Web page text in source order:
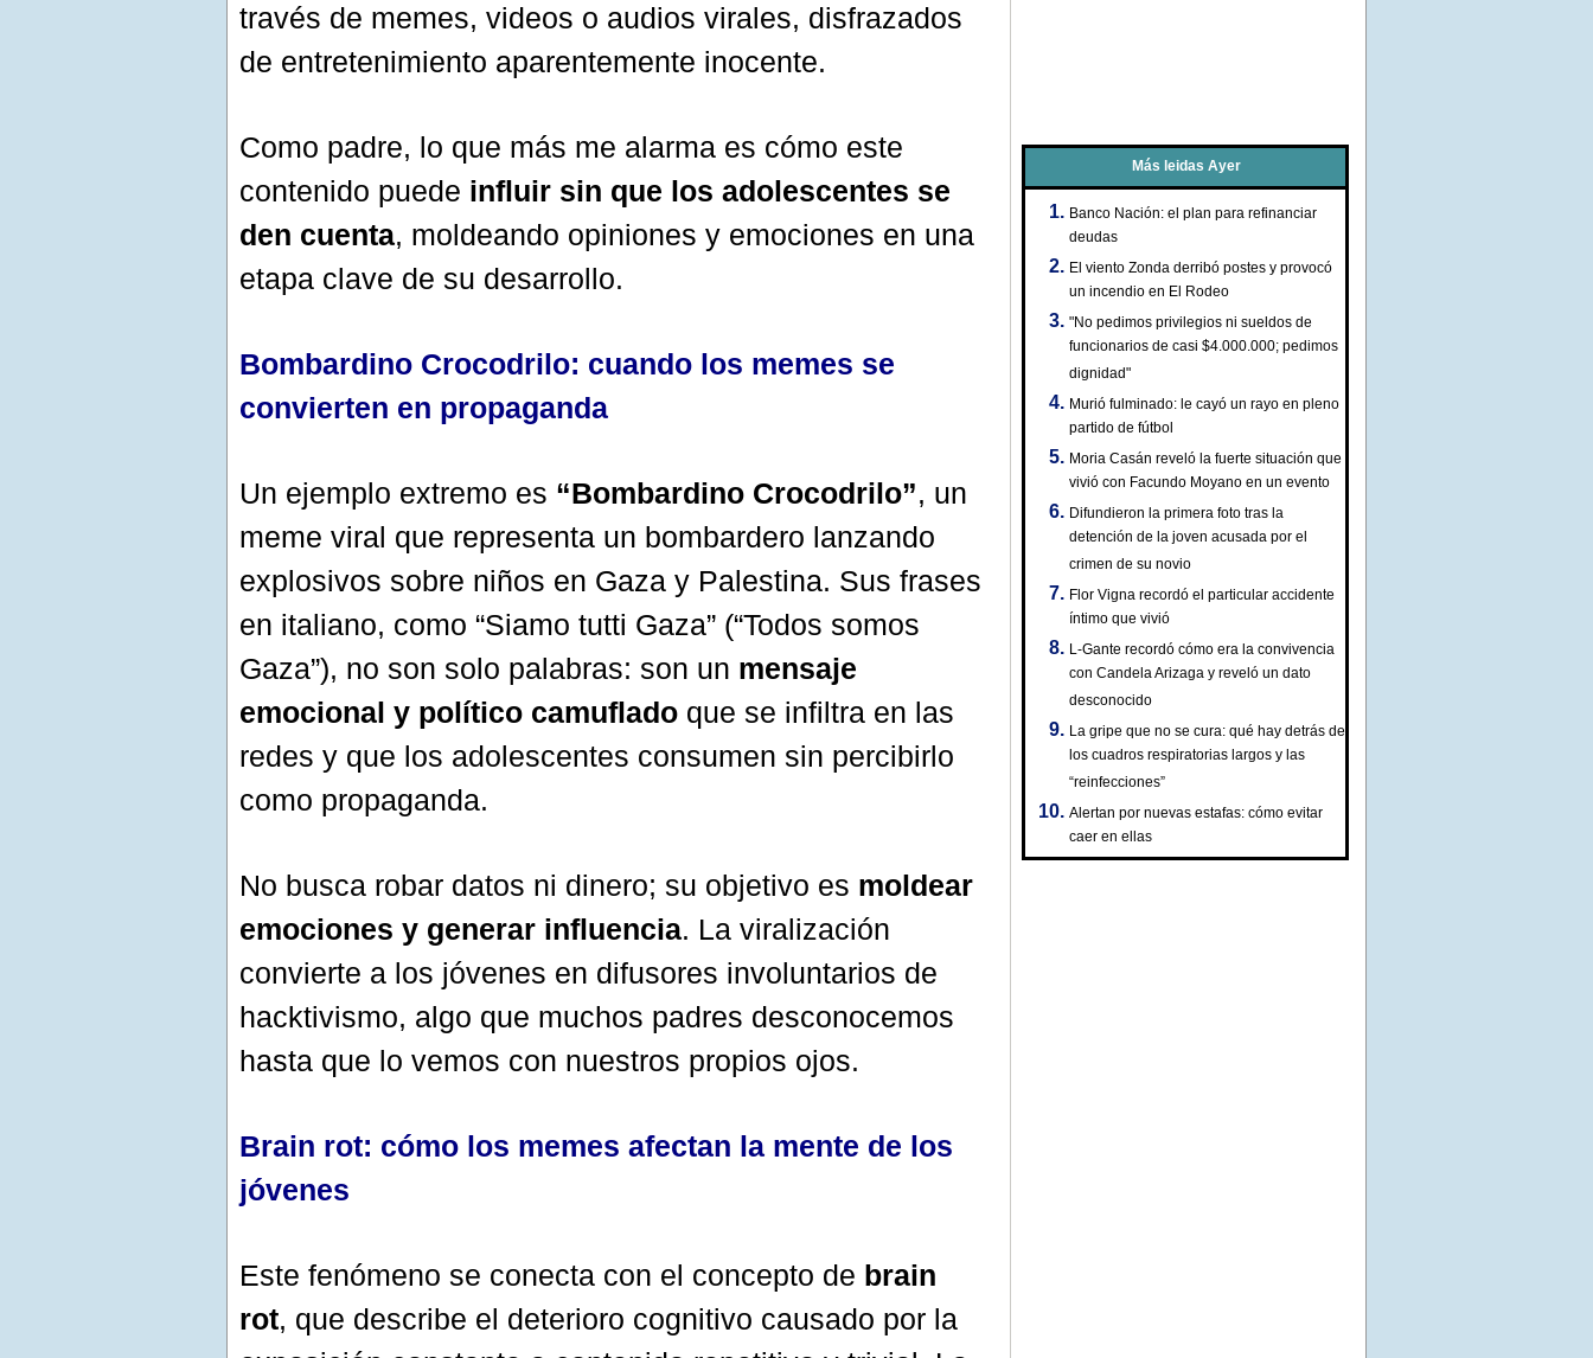
través de memes, videos o audios virales, disfrazados
de entretenimiento aparentemente inocente.
Como padre, lo que más me alarma es cómo este
contenido puede influir sin que los adolescentes se
den cuenta, moldeando opiniones y emociones en una
etapa clave de su desarrollo.
Bombardino Crocodrilo: cuando los memes se
convierten en propaganda
Un ejemplo extremo es “Bombardino Crocodrilo”, un
meme viral que representa un bombardero lanzando
explosivos sobre niños en Gaza y Palestina. Sus frases
en italiano, como “Siamo tutti Gaza” (“Todos somos
Gaza”), no son solo palabras: son un mensaje
emocional y político camuflado que se infiltra en las
redes y que los adolescentes consumen sin percibirlo
como propaganda.
No busca robar datos ni dinero; su objetivo es moldear
emociones y generar influencia. La viralización
convierte a los jóvenes en difusores involuntarios de
hacktivismo, algo que muchos padres desconocemos
hasta que lo vemos con nuestros propios ojos.
Brain rot: cómo los memes afectan la mente de los
jóvenes
Este fenómeno se conecta con el concepto de brain
rot, que describe el deterioro cognitivo causado por la
Más leidas Ayer
Banco Nación: el plan para refinanciar
deudas
El viento Zonda derribó postes y provocó
un incendio en El Rodeo
"No pedimos privilegios ni sueldos de
funcionarios de casi $4.000.000; pedimos
dignidad"
Murió fulminado: le cayó un rayo en pleno
partido de fútbol
Moria Casán reveló la fuerte situación que
vivió con Facundo Moyano en un evento
Difundieron la primera foto tras la
detención de la joven acusada por el
crimen de su novio
Flor Vigna recordó el particular accidente
íntimo que vivió
L-Gante recordó cómo era la convivencia
con Candela Arizaga y reveló un dato
desconocido
La gripe que no se cura: qué hay detrás de
los cuadros respiratorias largos y las
“reinfecciones”
Alertan por nuevas estafas: cómo evitar
caer en ellas